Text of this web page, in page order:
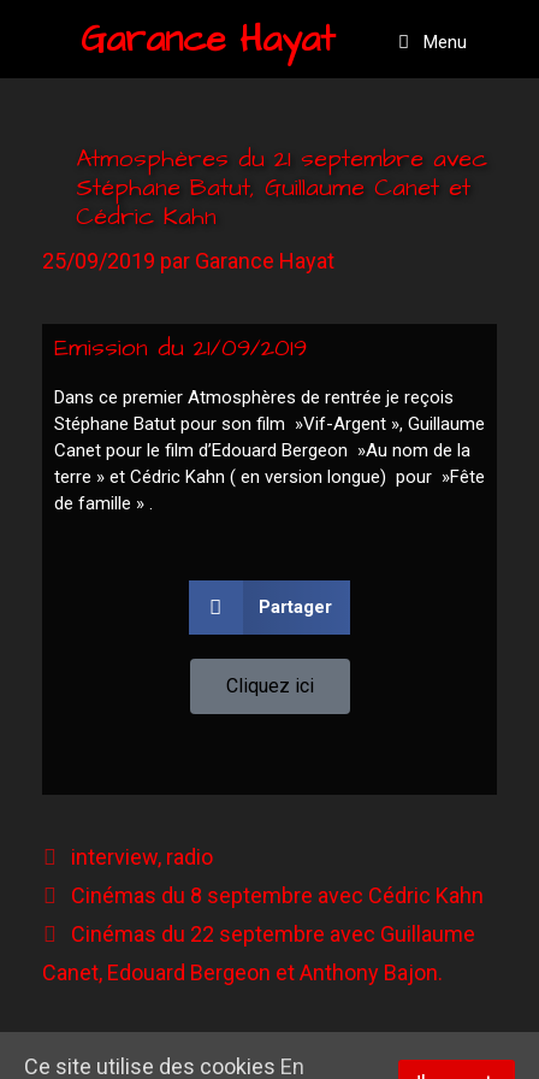
Garance Hayat Menu
Atmosphères du 21 septembre avec
Stéphane Batut, Guillaume Canet et
Cédric Kahn
25/09/2019 par Garance Hayat
Emission du 21/09/2019
Dans ce premier Atmosphères de rentrée je reçois
Stéphane Batut pour son film »Vif-Argent », Guillaume
Canet pour le film d’Edouard Bergeon »Au nom de la
terre » et Cédric Kahn ( en version longue) pour »Fête
de famille » .
Partager
Cliquez ici
interview, radio
Cinémas du 8 septembre avec Cédric Kahn
Cinémas du 22 septembre avec Guillaume
Canet, Edouard Bergeon et Anthony Bajon.
Ce site utilise des cookies En